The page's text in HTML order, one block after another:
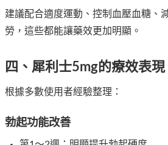
建議配合適度運動、控制血壓血糖、
勞，這些都能讓藥效更加明顯。
四、犀利士5mg的療效表現
根據多數使用者經驗整理：
勃起功能改善